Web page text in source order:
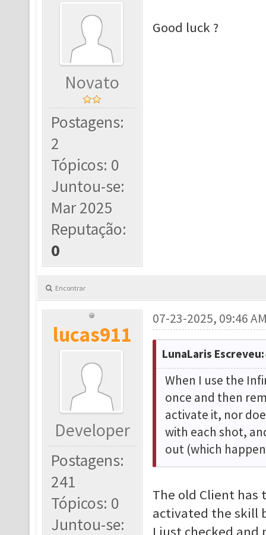
Novato
Postagens:
2
Tópicos: 0
Juntou-se:
Mar 2025
Reputação:
0
Good luck ?
Encontrar
lucas911
Developer
Postagens:
241
Tópicos: 0
Juntou-se:
07-23-2025, 09:46
LunaLaris Escreveu:
When I use the
once and then
activate it, nor
with each shot,
out (which
The old Client has
activated the skill
I just checked and